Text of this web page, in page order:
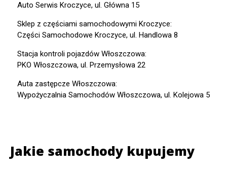
Auto Serwis Kroczyce, ul. Główna 15
Sklep z częściami samochodowymi Kroczyce:
Części Samochodowe Kroczyce, ul. Handlowa 8
Stacja kontroli pojazdów Włoszczowa:
PKO Włoszczowa, ul. Przemysłowa 22
Auta zastępcze Włoszczowa:
Wypożyczalnia Samochodów Włoszczowa, ul. Kolejowa 5
Jakie samochody kupujemy